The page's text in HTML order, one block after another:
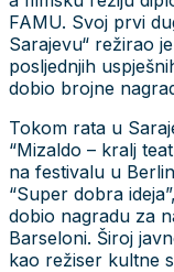
FAMU. Svoj prvi
Sarajevu“ režirao
posljednjih
dobio brojne
Tokom rata u
“Mizaldo – kralj
na festivalu u
“Super dobra
dobio nagradu za
Barseloni. Široj
kao režiser kultne